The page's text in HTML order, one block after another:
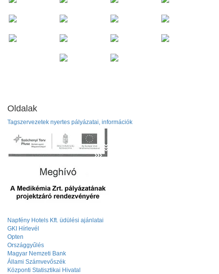
Oldalak
Tagszervezetek nyertes pályázatai, információk
Napfény Hotels Kft. üdülési ajánlatai
GKI Hírlevél
Opten
Országgyűlés
Magyar Nemzeti Bank
Állami Számvevőszék
Központi Statisztikai Hivatal